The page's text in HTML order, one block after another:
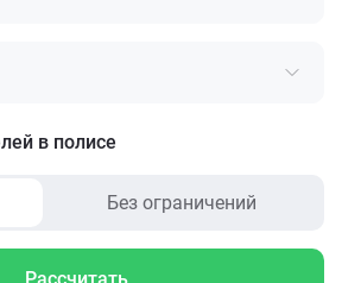
в полисе
Без ограничений